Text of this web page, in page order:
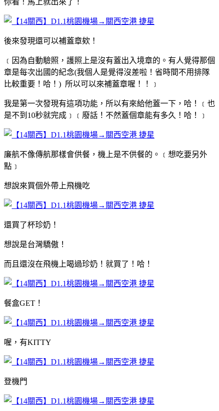
後來發現還可以補蓋章欸！
﹝因為自動驗照，護照上是沒有蓋出入境章的。有人覺得那個
章是每次出國的紀念(我個人是覺得沒差啦！省時間不用排隊
比較重要！哈！) 所以可以來補蓋章喔！！﹞
我是第一次發現有這項功能，所以有來給他蓋一下，哈！﹝也
是不到10秒就完成﹞﹝廢話！不然蓋個章能有多久！哈！﹞
廉航不像傳航那樣會供餐，機上是不供餐的。﹝想吃要另外
點﹞
想說來買個外帶上飛機吃
還買了杯珍奶！
想說是台灣驕傲！
而且還沒在飛機上喝過珍奶！就買了！哈！
餐盒GET！
喔，有KITTY
登機門